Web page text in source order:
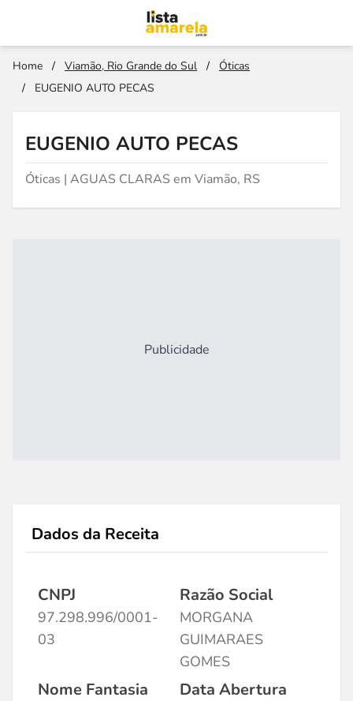
Home / Viamão, Rio Grande do Sul /
Óticas
/
EUGENIO AUTO PECAS
EUGENIO AUTO PECAS
Óticas | AGUAS CLARAS em Viamão, RS
Publicidade
Dados da Receita
CNPJ
97.298.996/0001-
03
Razão Social
MORGANA
GUIMARAES
GOMES
Nome Fantasia Data Abertura